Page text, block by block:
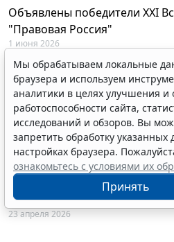
Объявлены победители XXI
"Правовая Россия"
1 июня 2026
29 мая будут объявлены
Всероссийского конкурса
27 мая 2026
AI-ассистент Искра теперь
техническую документацию
28 апреля 2026
"ГАРАНТ Электронный
вебинар по работе с AI-
23 апреля 2026
Мы обрабатываем локальные
браузера и используем
аналитики в целях улучшения и
работоспособности сайта,
исследований и обзоров. Вы
запретить обработку указанных
настройках браузера.
ознакомьтесь с условиями их
Принять